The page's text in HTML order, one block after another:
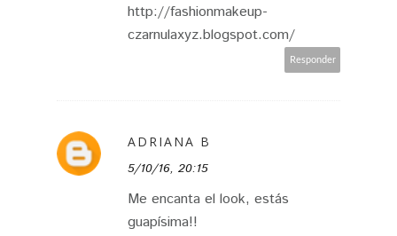
http://fashionmakeup-
czarnulaxyz.blogspot.com/
Responder
ADRIANA B
5/10/16, 20:15
Me encanta el look, estás
guapísima!!